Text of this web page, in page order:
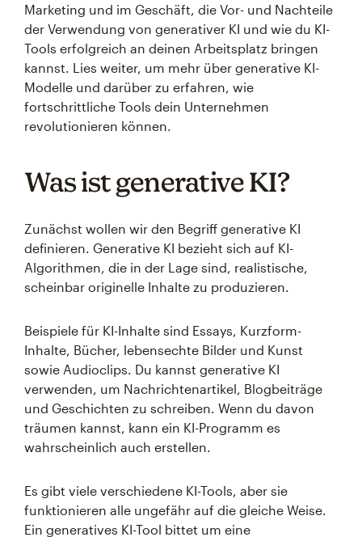
Marketing und im Geschäft, die Vor- und Nachteile
der Verwendung von generativer KI und wie du KI-
Tools erfolgreich an deinen Arbeitsplatz bringen
kannst. Lies weiter, um mehr über generative KI-
Modelle und darüber zu erfahren, wie
fortschrittliche Tools dein Unternehmen
revolutionieren können.
Was ist generative KI?
Zunächst wollen wir den Begriff generative KI
definieren. Generative KI bezieht sich auf KI-
Algorithmen, die in der Lage sind, realistische,
scheinbar originelle Inhalte zu produzieren.
Beispiele für KI-Inhalte sind Essays, Kurzform-
Inhalte, Bücher, lebensechte Bilder und Kunst
sowie Audioclips. Du kannst generative KI
verwenden, um Nachrichtenartikel, Blogbeiträge
und Geschichten zu schreiben. Wenn du davon
träumen kannst, kann ein KI-Programm es
wahrscheinlich auch erstellen.
Es gibt viele verschiedene KI-Tools, aber sie
funktionieren alle ungefähr auf die gleiche Weise.
Ein generatives KI-Tool bittet um eine